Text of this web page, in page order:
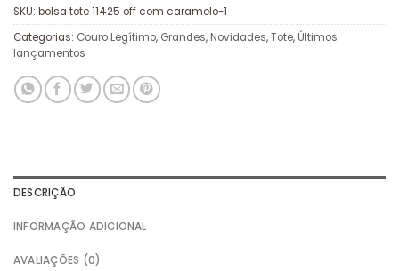
SKU: bolsa tote 11425 off com caramelo-1
Categorias: Couro Legítimo, Grandes, Novidades,Tote, Últimos
lançamentos
DESCRIÇÃO
INFORMAÇÃO ADICIONAL
AVALIAÇÕES (0)